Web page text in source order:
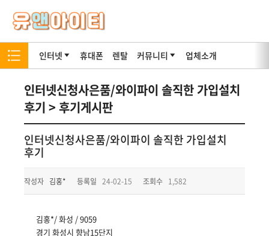
인터넷 휴대폰 렌탈 커뮤니티 업체소개
인터넷신청사은품/와이파이 솔직한 가입설치
후기 > 후기게시판
인터넷신청사은품/와이파이 솔직한 가입설치
후기
작성자 김홍* 등록일 24-02-15 조회수 1,582
김홍*/ 화성 / 9059
경기 화성시 향남15단지